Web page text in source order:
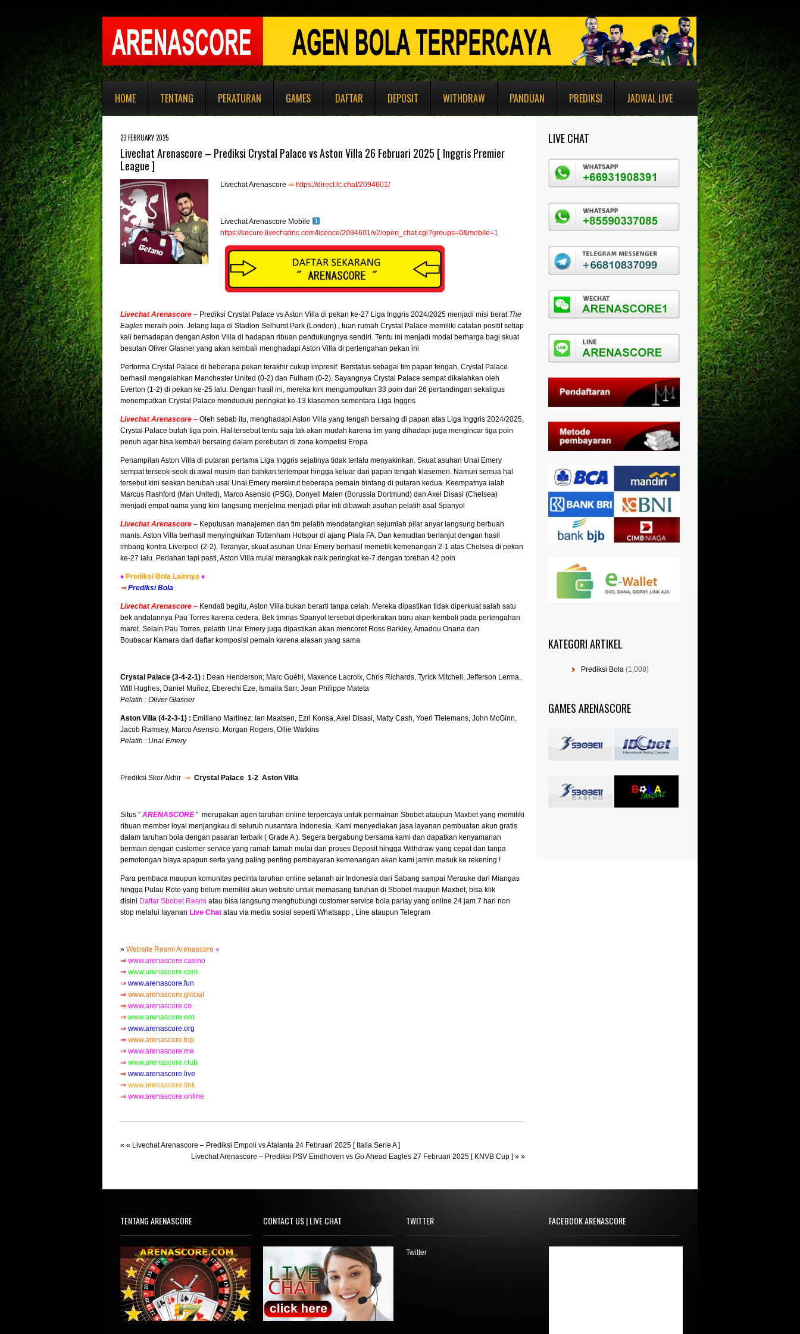
HOME TENTANG PERATURAN GAMES DAFTAR DEPOSIT WITHDRAW PANDUAN PREDIKSI JADWAL LIVE
23 FEBRUARY 2025
Livechat Arenascore – Prediksi Crystal Palace vs Aston Villa 26 Februari 2025 [ Inggris Premier
League ]
Livechat Arenascore ⇒ https://direct.lc.chat/2094601/
Livechat Arenascore Mobile
https://secure.livechatinc.com/licence/2094601/v2/open_chat.cgi?groups=0&mobile=1
Livechat Arenascore – Prediksi Crystal Palace vs Aston Villa di pekan ke-27 Liga Inggris 2024/2025 menjadi misi berat The
Eagles meraih poin. Jelang laga di Stadion Selhurst Park (London) , tuan rumah Crystal Palace memiliki catatan positif setiap
kali berhadapan dengan Aston Villa di hadapan ribuan pendukungnya sendiri. Tentu ini menjadi modal berharga bagi skuat
besutan Oliver Glasner yang akan kembali menghadapi Aston Villa di pertengahan pekan ini
Performa Crystal Palace di beberapa pekan terakhir cukup impresif. Berstatus sebagai tim papan tengah, Crystal Palace
berhasil mengalahkan Manchester United (0-2) dan Fulham (0-2). Sayangnya Crystal Palace sempat dikalahkan oleh
Everton (1-2) di pekan ke-25 lalu. Dengan hasil ini, mereka kini mengumpulkan 33 poin dari 26 pertandingan sekaligus
menempatkan Crystal Palace menduduki peringkat ke-13 klasemen sementara Liga Inggris
Livechat Arenascore – Oleh sebab itu, menghadapi Aston Villa yang tengah bersaing di papan atas Liga Inggris 2024/2025,
Crystal Palace butuh tiga poin. Hal tersebut tentu saja tak akan mudah karena tim yang dihadapi juga mengincar tiga poin
penuh agar bisa kembali bersaing dalam perebutan di zona kompetisi Eropa
Penampilan Aston Villa di putaran pertama Liga Inggris sejatinya tidak terlalu menyakinkan. Skuat asuhan Unai Emery
sempat terseok-seok di awal musim dan bahkan terlempar hingga keluar dari papan tengah klasemen. Namun semua hal
tersebut kini seakan berubah usai Unai Emery merekrut beberapa pemain bintang di putaran kedua. Keempatnya ialah
Marcus Rashford (Man United), Marco Asensio (PSG), Donyell Malen (Borussia Dortmund) dan Axel Disasi (Chelsea)
menjadi empat nama yang kini langsung menjelma menjadi pilar inti dibawah asuhan pelatih asal Spanyol
Livechat Arenascore – Keputusan manajemen dan tim pelatih mendatangkan sejumlah pilar anyar langsung berbuah
manis. Aston Villa berhasil menyingkirkan Tottenham Hotspur di ajang Piala FA. Dan kemudian berlanjut dengan hasil
imbang kontra Liverpool (2-2). Teranyar, skuat asuhan Unai Emery berhasil memetik kemenangan 2-1 atas Chelsea di pekan
ke-27 lalu. Perlahan tapi pasti, Aston Villa mulai merangkak naik peringkat ke-7 dengan torehan 42 poin
♦ Prediksi Bola Lainnya ♦
⇒ Prediksi Bola
Livechat Arenascore – Kendati begitu, Aston Villa bukan berarti tanpa celah. Mereka dipastikan tidak diperkuat salah satu
bek andalannya Pau Torres karena cedera. Bek timnas Spanyol tersebut diperkirakan baru akan kembali pada pertengahan
maret. Selain Pau Torres, pelatih Unai Emery juga dipastikan akan mencoret Ross Barkley, Amadou Onana dan
Boubacar Kamara dari daftar komposisi pemain karena alasan yang sama
Crystal Palace (3-4-2-1) : Dean Henderson; Marc Guéhi, Maxence Lacroix, Chris Richards, Tyrick Mitchell, Jefferson Lerma,
Will Hughes, Daniel Muñoz, Eberechi Eze, Ismaila Sarr, Jean Philippe Mateta
Pelatih : Oliver Glasner
Aston Villa (4-2-3-1) : Emiliano Martínez; Ian Maatsen, Ezri Konsa, Axel Disasi, Matty Cash, Yoeri Tielemans, John McGinn,
Jacob Ramsey, Marco Asensio, Morgan Rogers, Ollie Watkins
Pelatih : Unai Emery
Prediksi Skor Akhir ⇒ Crystal Palace 1-2 Aston Villa
Situs ” ARENASCORE” merupakan agen taruhan online terpercaya untuk permainan Sbobet ataupun Maxbet yang memiliki
ribuan member loyal menjangkau di seluruh nusantara Indonesia. Kami menyediakan jasa layanan pembuatan akun gratis
dalam taruhan bola dengan pasaran terbaik ( Grade A ). Segera bergabung bersama kami dan dapatkan kenyamanan
bermain dengan customer service yang ramah tamah mulai dari proses Deposit hingga Withdraw yang cepat dan tanpa
pemotongan biaya apapun serta yang paling penting pembayaran kemenangan akan kami jamin masuk ke rekening !
Para pembaca maupun komunitas pecinta taruhan online setanah air Indonesia dari Sabang sampai Merauke dari Miangas
hingga Pulau Rote yang belum memiliki akun website untuk memasang taruhan di Sbobet maupun Maxbet, bisa klik
disini Daftar Sbobet Resmi atau bisa langsung menghubungi customer service bola parlay yang online 24 jam 7 hari non
stop melalui layanan Live Chat atau via media sosial seperti Whatsapp , Line ataupun Telegram
» Website Resmi Arenascore «
⇒ www.arenascore.casino
⇒ www.arenascore.com
⇒ www.arenascore.fun
⇒ www.arenascore.global
⇒ www.arenascore.co
⇒ www.arenascore.net
⇒ www.arenascore.org
⇒ www.arenascore.top
⇒ www.arenascore.me
⇒ www.arenascore.club
⇒ www.arenascore.live
⇒ www.arenascore.link
⇒ www.arenascore.online
« « Livechat Arenascore – Prediksi Empoli vs Atalanta 24 Februari 2025 [ Italia Serie A ]
Livechat Arenascore – Prediksi PSV Eindhoven vs Go Ahead Eagles 27 Februari 2025 [ KNVB Cup ] » »
LIVE CHAT
KATEGORI ARTIKEL
Prediksi Bola (1,008)
GAMES ARENASCORE
TENTANG ARENASCORE CONTACT US | LIVE CHAT TWITTER
Twitter
FACEBOOK ARENASCORE